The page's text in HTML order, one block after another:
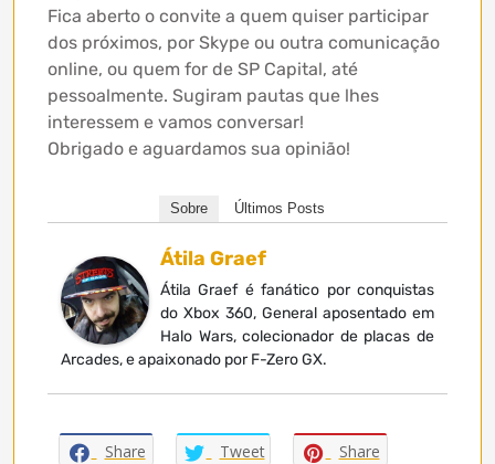
Fica aberto o convite a quem quiser participar
dos próximos, por Skype ou outra comunicação
online, ou quem for de SP Capital, até
pessoalmente. Sugiram pautas que lhes
interessem e vamos conversar!
Obrigado e aguardamos sua opinião!
Sobre Últimos Posts
Átila Graef
Átila Graef é fanático por conquistas
do Xbox 360, General aposentado em
Halo Wars, colecionador de placas de
Arcades, e apaixonado por F-Zero GX.
Share Tweet Share